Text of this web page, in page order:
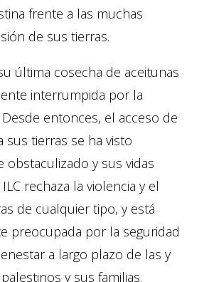
frente a las muchas
de sus tierras.
última cosecha de aceitunas
interrumpida por la
Desde entonces, el acceso de
sus tierras se ha visto
obstaculizado y sus vidas
rechaza la violencia y el
de cualquier tipo, y está
preocupada por la seguridad
a largo plazo de las y
y sus familias.